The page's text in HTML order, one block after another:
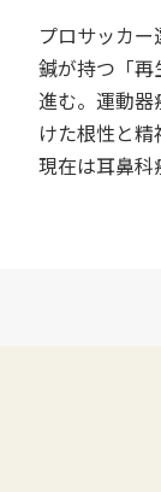
プロサッカー
鍼が持つ「再
進む。運動器
けた根性と精
現在は耳鼻科